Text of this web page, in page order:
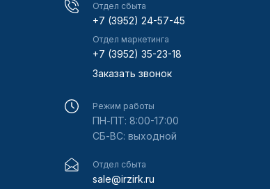
Отдел сбыта
+7 (3952) 24-57-45
Отдел маркетинга
+7 (3952) 35-23-18
Заказать звонок
Режим работы
ПН-ПТ: 8:00-17:00
СБ-ВС: выходной
Отдел сбыта
sale@irzirk.ru